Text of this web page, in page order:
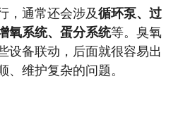
，通常还会涉及循环泵、过
氧系统、蛋分系统等。臭氧
设备联动，后面就很容易出
、维护复杂的问题。